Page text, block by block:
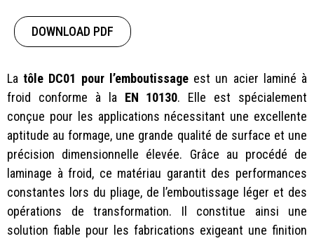
DOWNLOAD PDF
Latôle DC01 pour l’emboutissageest un acier laminé à
froid conforme à la EN 10130. Elle est spécialement
conçue pour les applications nécessitant une excellente
aptitude au formage, une grande qualité de surface et une
précision dimensionnelle élevée. Grâce au procédé de
laminage à froid, ce matériau garantit des performances
constantes lors du pliage, de l’emboutissage léger et des
opérations de transformation. Il constitue ainsi une
solution fiable pour les fabrications exigeant une finition